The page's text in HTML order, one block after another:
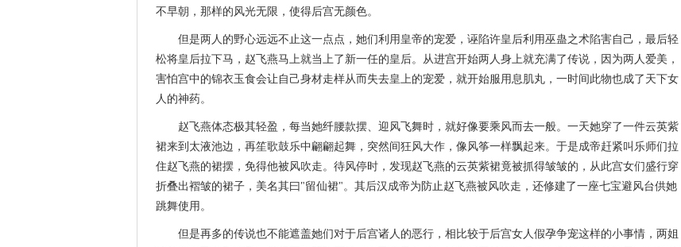
不早朝，那样的风光无限，使得后宫无颜色。
但是两人的野心远远不止这一点点，她们利用皇帝的宠爱，诬陷许皇后利用巫蛊之术陷害自己，最后轻
松将皇后拉下马，赵飞燕马上就当上了新一任的皇后。从进宫开始两人身上就充满了传说，因为两人爱美，
害怕宫中的锦衣玉食会让自己身材走样从而失去皇上的宠爱，就开始服用息肌丸，一时间此物也成了天下女
人的神药。
赵飞燕体态极其轻盈，每当她纤腰款摆、迎风飞舞时，就好像要乘风而去一般。一天她穿了一件云英紫
裙来到太液池边，再笙歌鼓乐中翩翩起舞，突然间狂风大作，像风筝一样飘起来。于是成帝赶紧叫乐师们拉
住赵飞燕的裙摆，免得他被风吹走。待风停时，发现赵飞燕的云英紫裙竟被抓得皱皱的，从此宫女们盛行穿
折叠出褶皱的裙子，美名其曰"留仙裙"。其后汉成帝为防止赵飞燕被风吹走，还修建了一座七宝避风台供她
跳舞使用。
但是再多的传说也不能遮盖她们对于后宫诸人的恶行，相比较于后宫女人假孕争宠这样的小事情，两姐